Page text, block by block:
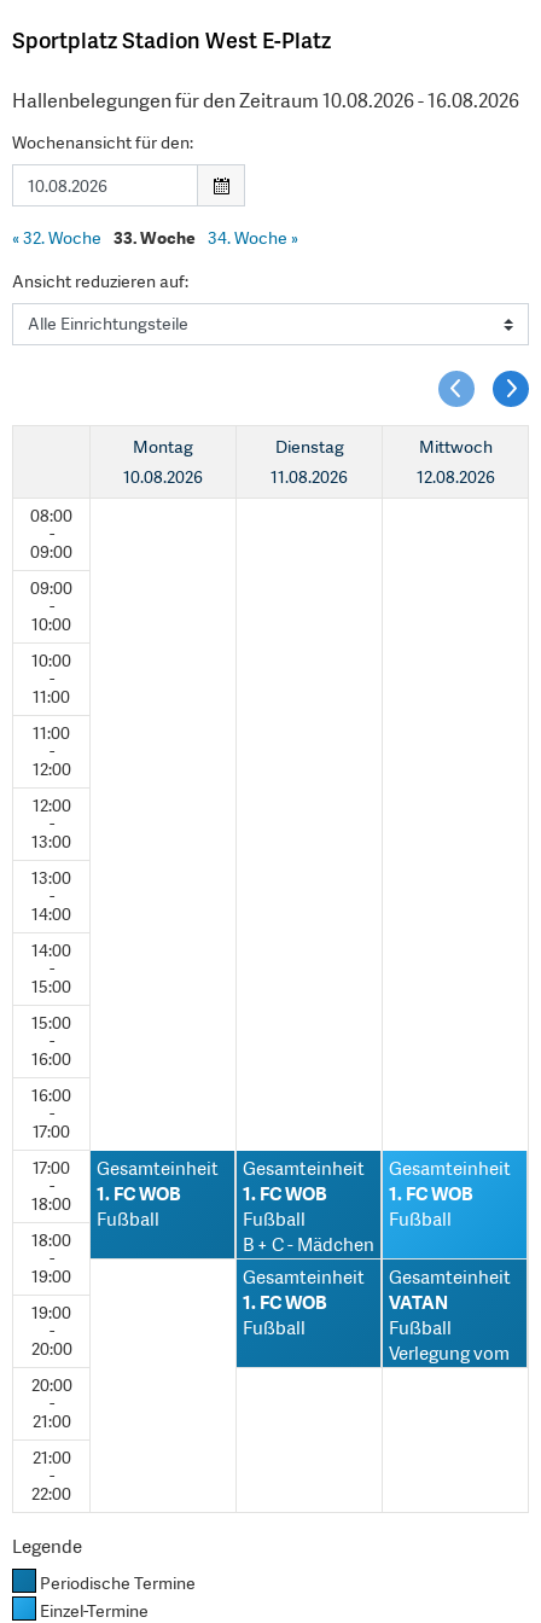
Sportplatz Stadion West E-Platz
Hallenbelegungen für den Zeitraum 10.08.2026 - 16.08.2026
Wochenansicht für den:
«32. Woche 33. Woche 34. Woche »
Ansicht reduzieren auf:
08:00
-
09:00
09:00
-
10:00
10:00
-
11:00
11:00
-
12:00
12:00
-
13:00
13:00
-
14:00
14:00
-
15:00
15:00
-
16:00
16:00
-
17:00
17:00
-
18:00
18:00
-
19:00
19:00
-
20:00
20:00
-
21:00
21:00
-
22:00
Montag
10.08.2026
Gesamteinheit
1. FC WOB
Fußball
Dienstag
11.08.2026
Gesamteinheit
1. FC WOB
Fußball
B + C - Mädchen
Gesamteinheit
1. FC WOB
Fußball
Mittwoch
12.08.2026
Gesamteinheit
1. FC WOB
Fußball
Gesamteinheit
VATAN
Fußball
Verlegung vom
Legende
Periodische Termine
Einzel-Termine